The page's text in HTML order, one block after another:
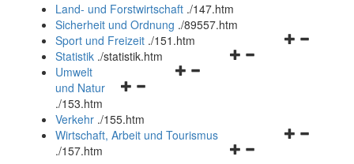
und
schließen
Land- und Forstwirtschaft ./147.htm
Sicherheit und Ordnung ./89557.htm
Navigationsmenü
Sport und Freizeit ./151.htm
Navigationsmenü
Statistik ./statistik.htm
Navigationsmenü
und
schließen
Umwelt
und Natur
./153.htm
Verkehr ./155.htm
Navigationsmenü
Wirtschaft, Arbeit und Tourismus
./157.htm